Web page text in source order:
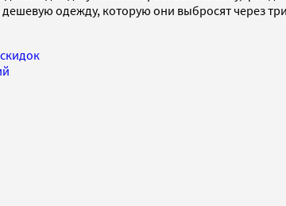
одежду, которую они выбросят через